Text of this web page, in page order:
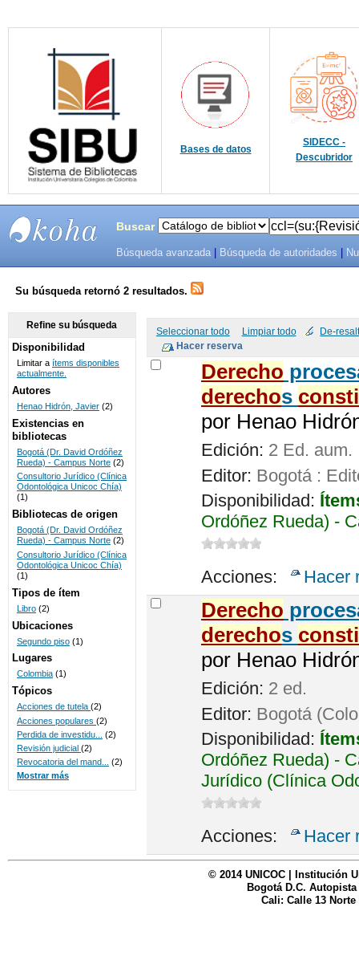
Bases de datos
SIDECC -
Descubridor
SISTEMAS
DE
BIBLIOTECAS
UNICOC
Buscar
Búsqueda avanzada Búsqueda de autoridades
Su búsqueda retornó 2 resultados.
Seleccionar todo Limpiar todo De-
Derecho
derechos
por Henao
Edición: 2 Ed. aum.
Editor: Bogotá :
Disponibilidad:
Ordóñez Rueda) -
Acciones: Hacer
Derecho
derechos
por Henao
Edición: 2 ed.
Editor: Bogotá
Disponibilidad:
Ordóñez Rueda) -
Jurídico (Clínica
Acciones: Hacer
Refine su búsqueda
Disponibilidad
Limitar a ítems disponibles
actualmente.
Autores
Henao Hidrón, Javier (2)
Existencias en
bibliotecas
Bogotá (Dr. David Ordóñez
Rueda) - Campus Norte (2)
Consultorio Jurídico (Clínica
Odontológica Unicoc Chía)
(1)
Bibliotecas de origen
Bogotá (Dr. David Ordóñez
Rueda) - Campus Norte (2)
Consultorio Jurídico (Clínica
Odontológica Unicoc Chía)
(1)
Tipos de ítem
Libro (2)
Ubicaciones
Segundo piso (1)
Lugares
Colombia (1)
Tópicos
Acciones de tutela (2)
Acciones populares (2)
Perdida de investidu...
(2)
Revisión judicial (2)
Revocatoria del mand...
(2)
Mostrar más
© 2014 UNICOC | Institución
Bogotá D.C. Autopista
Cali: Calle 13 Norte